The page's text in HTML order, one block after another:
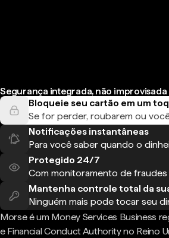
Segurança integrada, não improvisada
Bloqueie seu cartão em um
Se for perder, roubarem ou
Notificações instantâneas
Para você saber quando o
Protegido 24/7
Com monitoramento de fraudes
Mantenha controle total da
Ninguém mais pode tocar seu
Morse é um Money Services Business
e Financial Conduct Authority no Reino